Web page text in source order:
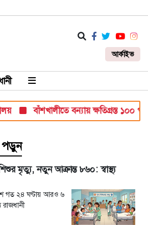
আর্কাইভ
বাঁশখালীতে বন্যায় ক্ষতিগ্রস্ত ১০০
পড়ুন
মৃত্যু, নতুন আক্রান্ত ৮৬০: স্বাস্থ্য
গত ২৪ ঘণ্টায় আরও ৬